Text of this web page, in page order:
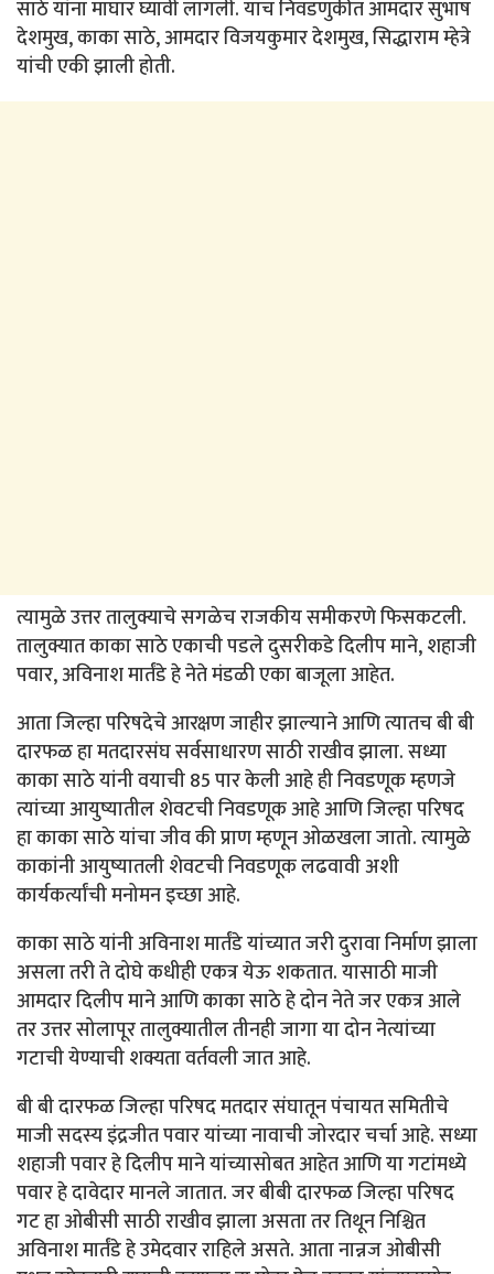
साठे यांना माघार घ्यावी लागली. याच निवडणुकीत आमदार सुभाष
देशमुख, काका साठे, आमदार विजयकुमार देशमुख, सिद्धाराम म्हेत्रे
यांची एकी झाली होती.
त्यामुळे उत्तर तालुक्याचे सगळेच राजकीय समीकरणे फिसकटली.
तालुक्यात काका साठे एकाची पडले दुसरीकडे दिलीप माने, शहाजी
पवार, अविनाश मार्तंडे हे नेते मंडळी एका बाजूला आहेत.
आता जिल्हा परिषदेचे आरक्षण जाहीर झाल्याने आणि त्यातच बी बी
दारफळ हा मतदारसंघ सर्वसाधारण साठी राखीव झाला. सध्या
काका साठे यांनी वयाची 85 पार केली आहे ही निवडणूक म्हणजे
त्यांच्या आयुष्यातील शेवटची निवडणूक आहे आणि जिल्हा परिषद
हा काका साठे यांचा जीव की प्राण म्हणून ओळखला जातो. त्यामुळे
काकांनी आयुष्यातली शेवटची निवडणूक लढवावी अशी
कार्यकर्त्यांची मनोमन इच्छा आहे.
काका साठे यांनी अविनाश मार्तंडे यांच्यात जरी दुरावा निर्माण झाला
असला तरी ते दोघे कधीही एकत्र येऊ शकतात. यासाठी माजी
आमदार दिलीप माने आणि काका साठे हे दोन नेते जर एकत्र आले
तर उत्तर सोलापूर तालुक्यातील तीनही जागा या दोन नेत्यांच्या
गटाची येण्याची शक्यता वर्तवली जात आहे.
बी बी दारफळ जिल्हा परिषद मतदार संघातून पंचायत समितीचे
माजी सदस्य इंद्रजीत पवार यांच्या नावाची जोरदार चर्चा आहे. सध्या
शहाजी पवार हे दिलीप माने यांच्यासोबत आहेत आणि या गटांमध्ये
पवार हे दावेदार मानले जातात. जर बीबी दारफळ जिल्हा परिषद
गट हा ओबीसी साठी राखीव झाला असता तर तिथून निश्चित
अविनाश मार्तंडे हे उमेदवार राहिले असते. आता नान्नज ओबीसी